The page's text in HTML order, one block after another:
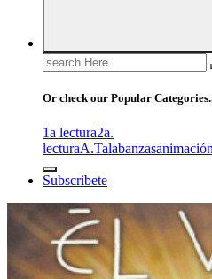
Search
for:
Or check our Popular
1a lectura2a.
lecturaA.Talabanzasanimación
Subscribete